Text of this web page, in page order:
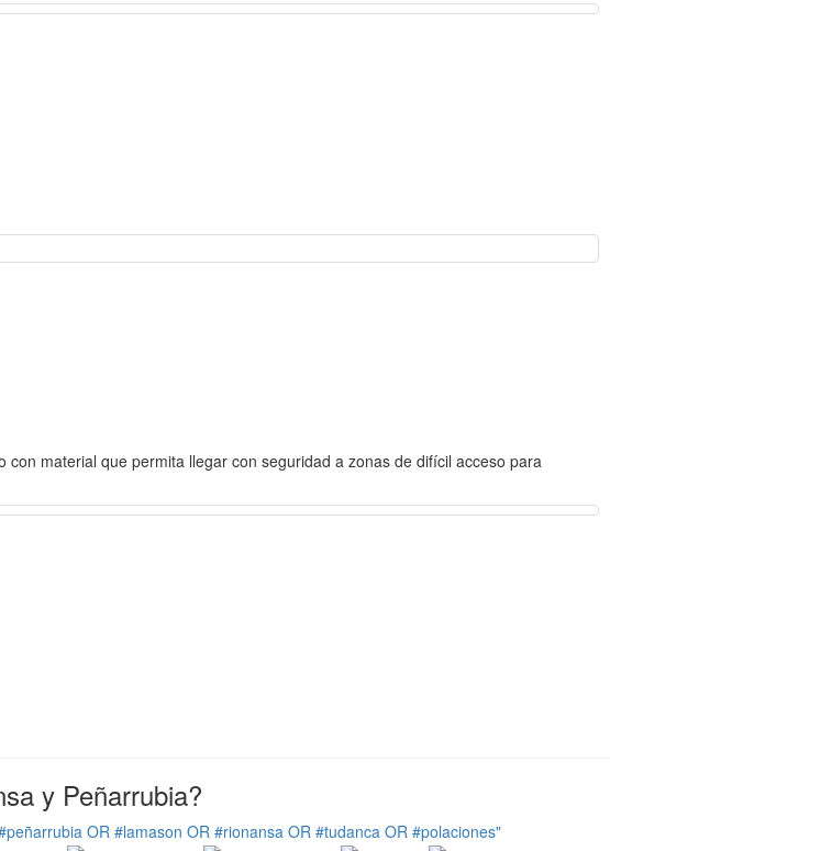
material que permita llegar con seguridad a zonas de difícil acceso para
y Peñarrubia?
OR #lamason OR #rionansa OR #tudanca OR #polaciones"